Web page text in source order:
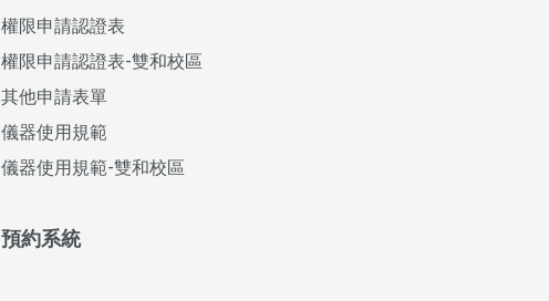
權限申請認證表
權限申請認證表-雙和校區
其他申請表單
儀器使用規範
儀器使用規範-雙和校區
預約系統